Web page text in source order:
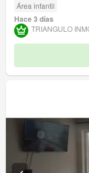
Área infantil
Hace 3 días
TRIANGULO